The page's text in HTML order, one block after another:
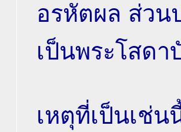
อรหัตผล ส่วน
เป็นพระโสดา
เหตุที่เป็นเช่น